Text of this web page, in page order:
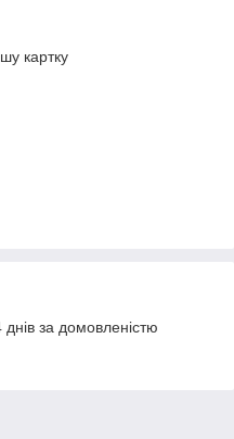
картку
за домовленістю